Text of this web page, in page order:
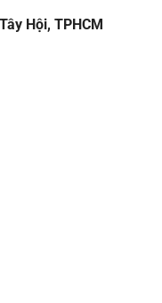
Hội, TPHCM